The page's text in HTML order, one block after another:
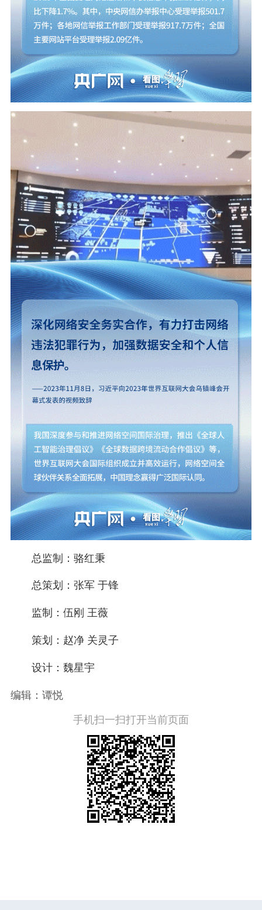
总监制：骆红秉
总策划：张军 于锋
监制：伍刚 王薇
策划：赵净 关灵子
设计：魏星宇
编辑：谭悦
手机扫一扫打开当前页面